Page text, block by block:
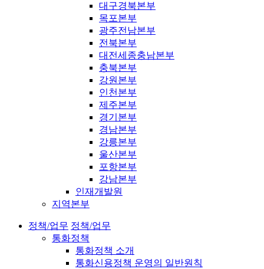
대구경북본부
목포본부
광주전남본부
전북본부
대전세종충남본부
충북본부
강원본부
인천본부
제주본부
경기본부
경남본부
강릉본부
울산본부
포항본부
강남본부
인재개발원
지역본부
정책/업무 정책/업무
통화정책
통화정책 소개
통화신용정책 운영의 일반원칙